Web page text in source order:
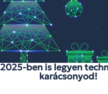
2025-ben is legyen
karácsonyod!